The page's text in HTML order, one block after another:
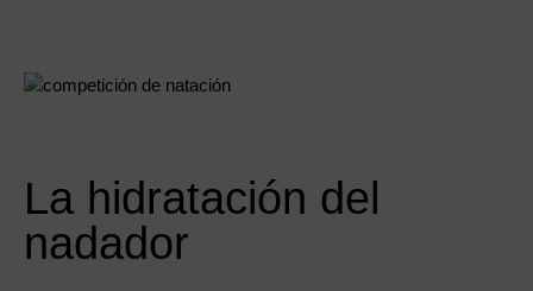
La hidratación del
nadador